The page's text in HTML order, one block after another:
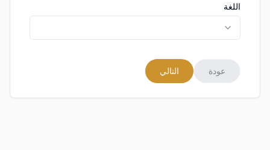
اللغة
عودة التالي